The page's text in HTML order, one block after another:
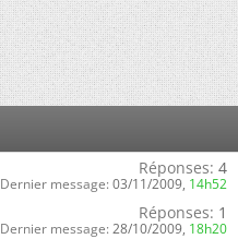
Réponses: 4
Dernier message: 03/11/2009, 14h52
Réponses: 1
Dernier message: 28/10/2009, 18h20